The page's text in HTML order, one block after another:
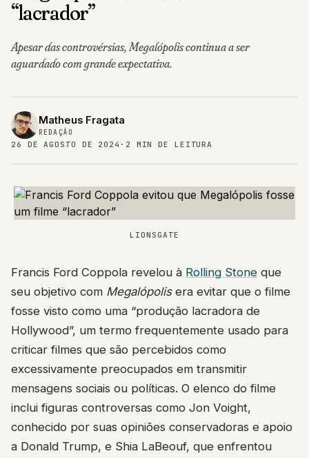
“lacrador”
Apesar das controvérsias, Megalópolis continua a ser
aguardado com grande expectativa.
Matheus Fragata
REDAÇÃO
26 DE AGOSTO DE 2024 · 2 MIN DE LEITURA
LIONSGATE
Francis Ford Coppola revelou à Rolling Stone que
seu objetivo com Megalópolisera evitar que o filme
fosse visto como uma “produção lacradora de
Hollywood”, um termo frequentemente usado para
criticar filmes que são percebidos como
excessivamente preocupados em transmitir
mensagens sociais ou políticas. O elenco do filme
inclui figuras controversas como Jon Voight,
conhecido por suas opiniões conservadoras e apoio
a Donald Trump, e Shia LaBeouf, que enfrentou